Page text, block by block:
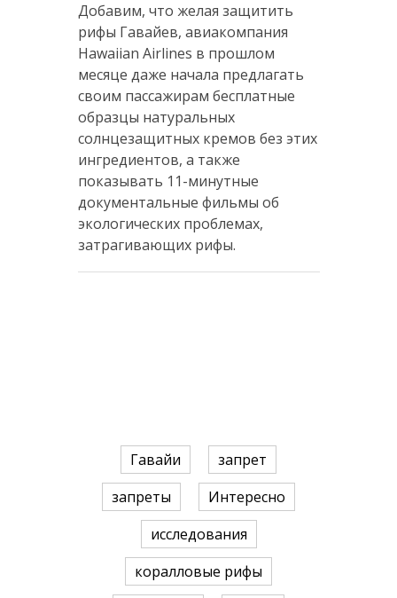
Добавим, что желая защитить
рифы Гавайев, авиакомпания
Hawaiian Airlines в прошлом
месяце даже начала предлагать
своим пассажирам бесплатные
образцы натуральных
солнцезащитных кремов без этих
ингредиентов, а также
показывать 11-минутные
документальные фильмы об
экологических проблемах,
затрагивающих рифы.
Гавайи
запрет
запреты
Интересно
исследования
коралловые рифы